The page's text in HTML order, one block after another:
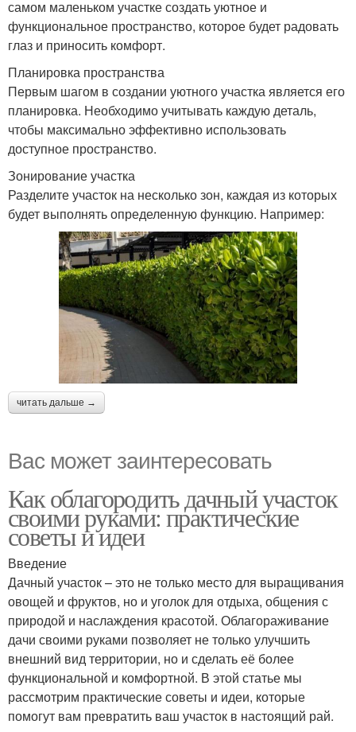
самом маленьком участке создать уютное и
функциональное пространство, которое будет радовать
глаз и приносить комфорт.
Планировка пространства
Первым шагом в создании уютного участка является его
планировка. Необходимо учитывать каждую деталь,
чтобы максимально эффективно использовать
доступное пространство.
Зонирование участка
Разделите участок на несколько зон, каждая из которых
будет выполнять определенную функцию. Например:
читать дальше →
Вас может заинтересовать
Как облагородить дачный участок
своими руками: практические
советы и идеи
Введение
Дачный участок – это не только место для выращивания
овощей и фруктов, но и уголок для отдыха, общения с
природой и наслаждения красотой. Облагораживание
дачи своими руками позволяет не только улучшить
внешний вид территории, но и сделать её более
функциональной и комфортной. В этой статье мы
рассмотрим практические советы и идеи, которые
помогут вам превратить ваш участок в настоящий рай.